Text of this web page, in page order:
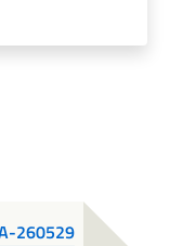
260529